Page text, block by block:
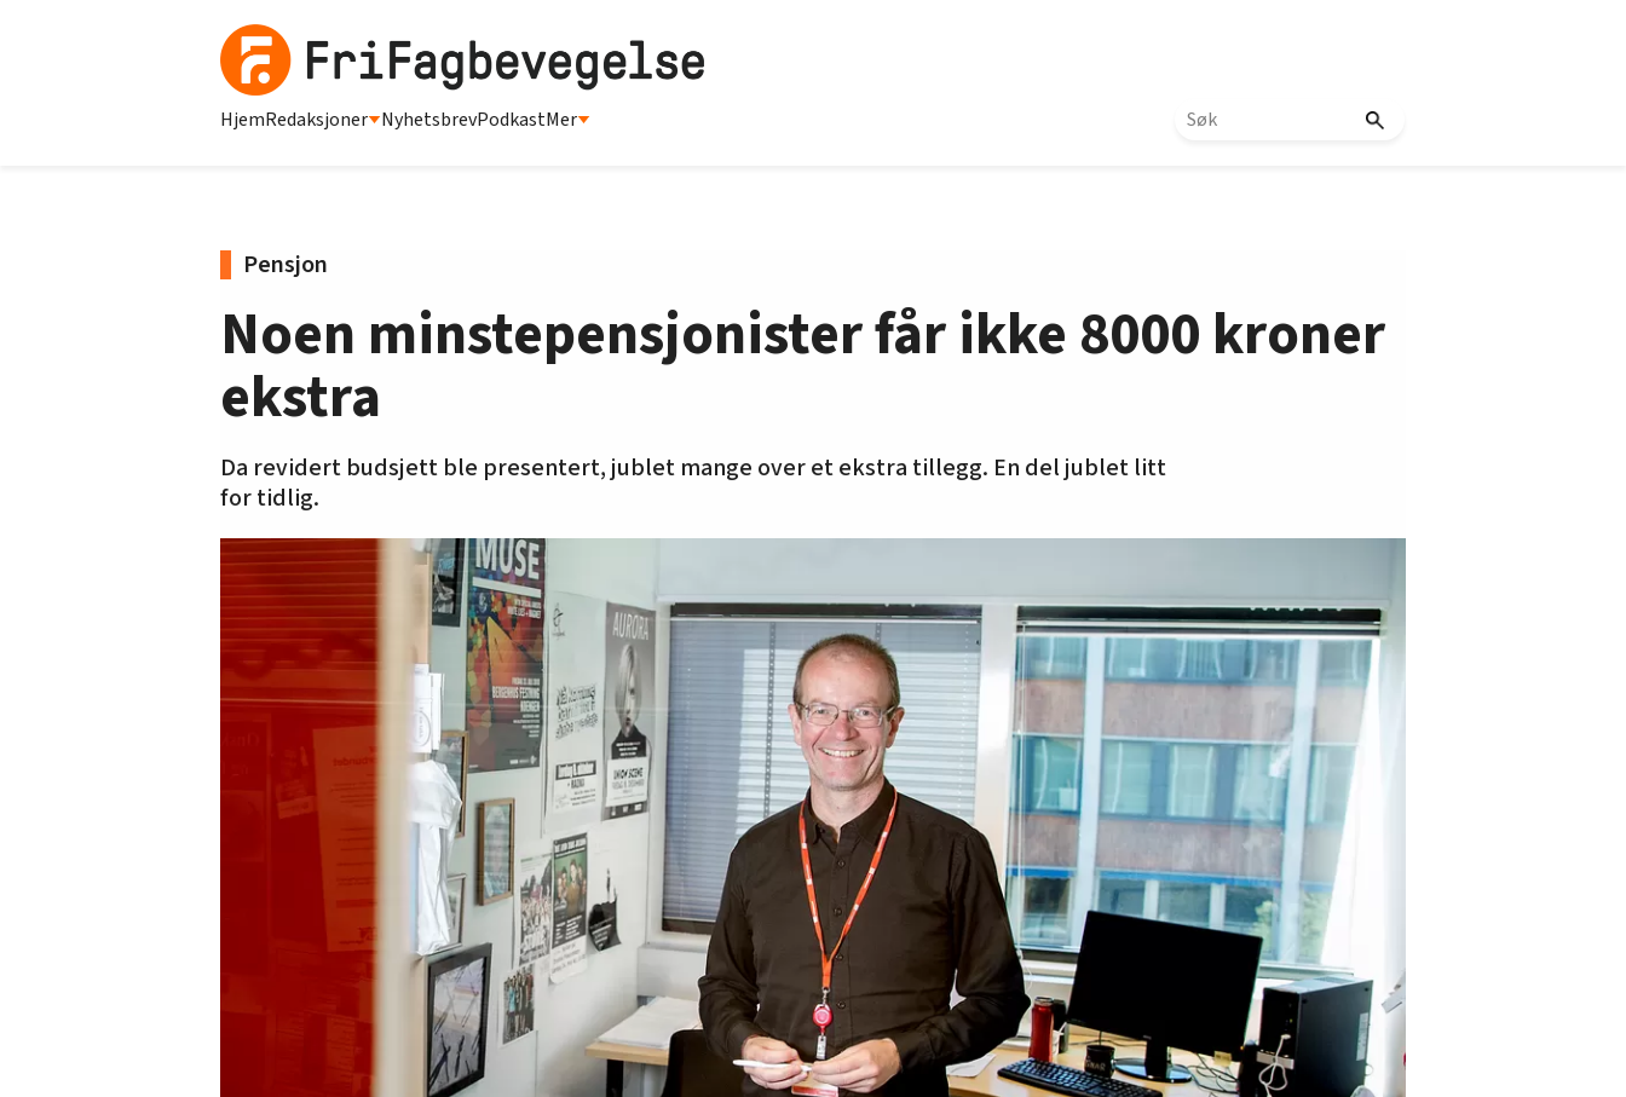
HjemRedaksjoner NyhetsbrevPodkastMer
Pensjon
Noen minstepensjonister får ikke 8000 kroner
ekstra
Da revidert budsjett ble presentert, jublet mange over et ekstra tillegg. En del jublet litt
for tidlig.